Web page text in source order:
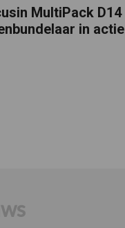
MultiPack D14
in actie